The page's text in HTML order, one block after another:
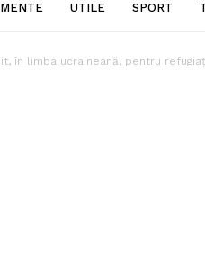
UTILE SPORT
în limba ucraineană, pentru